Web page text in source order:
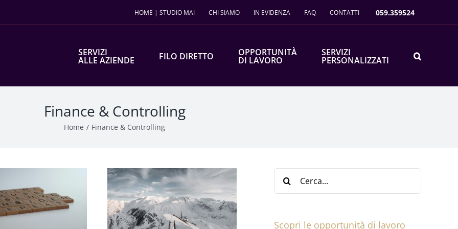
HOME | STUDIO MAI CHI SIAMO IN EVIDENZA FAQ CONTATTI 059.359524
SERVIZI
ALLE AZIENDE FILO DIRETTO OPPORTUNITÀ
DI LAVORO
SERVIZI
PERSONALIZZATI
Finance & Controlling
Home Finance & Controlling
Cerca
per:
Scopri le opportunità di lavoro